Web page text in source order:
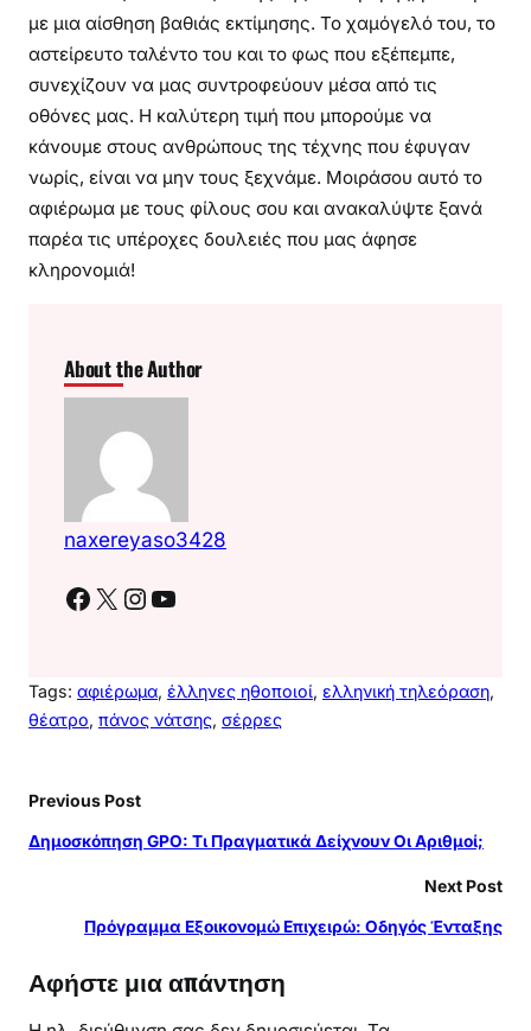
με μια αίσθηση βαθιάς εκτίμησης. Το χαμόγελό του, το
αστείρευτο ταλέντο του και το φως που εξέπεμπε,
συνεχίζουν να μας συντροφεύουν μέσα από τις
οθόνες μας. Η καλύτερη τιμή που μπορούμε να
κάνουμε στους ανθρώπους της τέχνης που έφυγαν
νωρίς, είναι να μην τους ξεχνάμε. Μοιράσου αυτό το
αφιέρωμα με τους φίλους σου και ανακαλύψτε ξανά
παρέα τις υπέροχες δουλειές που μας άφησε
κληρονομιά!
About the Author
naxereyaso3428
Facebook X Instagram YouTube
Tags: αφιέρωμα, έλληνες ηθοποιοί, ελληνική τηλεόραση
θέατρο, πάνος νάτσης, σέρρες
Previous Post
Δημοσκόπηση GPO: Τι Πραγματικά Δείχνουν Οι Αριθμοί;
Next Post
Πρόγραμμα Εξοικονομώ Επιχειρώ: Οδηγός Ένταξης
Αφήστε μια απάντηση